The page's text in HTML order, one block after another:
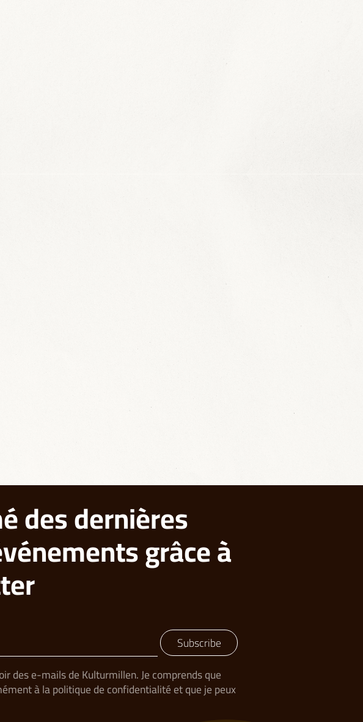
des dernières
grâce à
Subscribe
des e-mails de Kulturmillen. Je comprends que
à la politique de confidentialité et que je peux